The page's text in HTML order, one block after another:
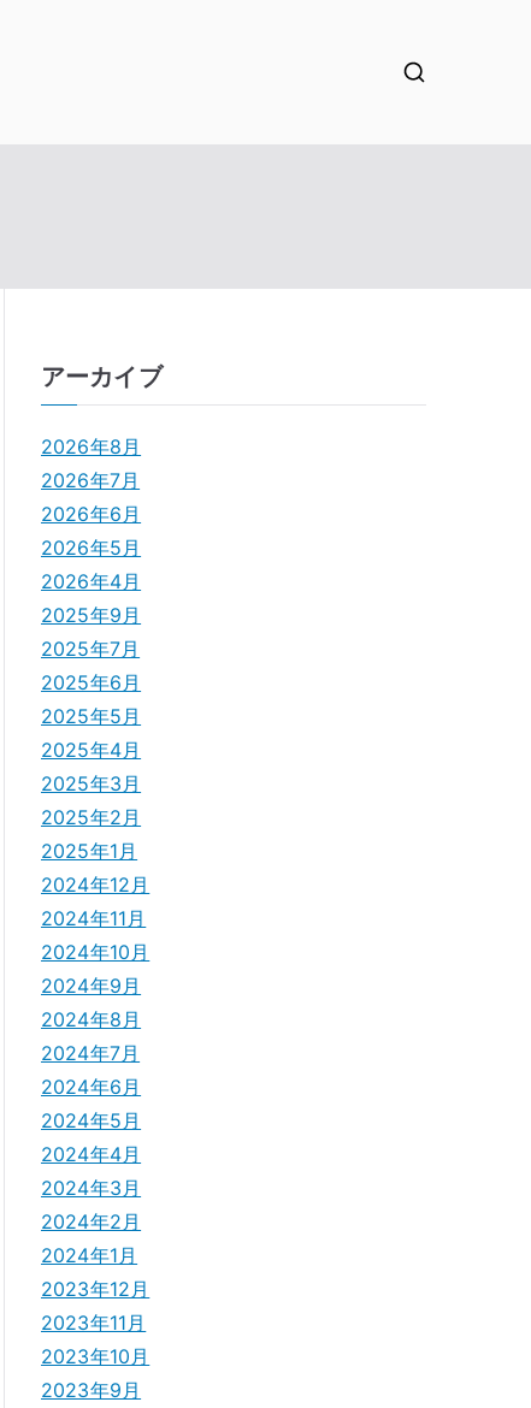
アーカイブ
2026年8月
2026年7月
2026年6月
2026年5月
2026年4月
2025年9月
2025年7月
2025年6月
2025年5月
2025年4月
2025年3月
2025年2月
2025年1月
2024年12月
2024年11月
2024年10月
2024年9月
2024年8月
2024年7月
2024年6月
2024年5月
2024年4月
2024年3月
2024年2月
2024年1月
2023年12月
2023年11月
2023年10月
2023年9月